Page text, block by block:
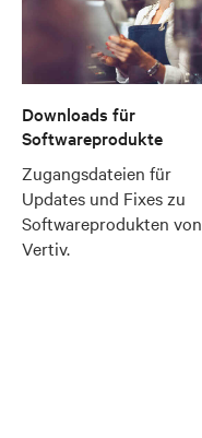
Downloads für
Softwareprodukte
Zugangsdateien für
Updates und Fixes zu
Softwareprodukten von
Vertiv.